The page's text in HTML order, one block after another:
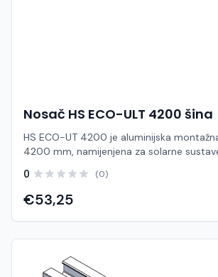
Nosač HS ECO-ULT 4200 šina
HS ECO-UT 4200 je aluminijska
4200 mm, namijenjena za solarne
ekonomična instalacija. Ova šina
nosivi element na koji se pričvršćuju
pomoću srednjih i rubnih prihvata. Izrađena od
visokokvalitetnog aluminija, šina pruža
na koroziju i dugotrajnu pouzdanost u
jednostavno povezivanje s ostalim
0 (0)
€53,25